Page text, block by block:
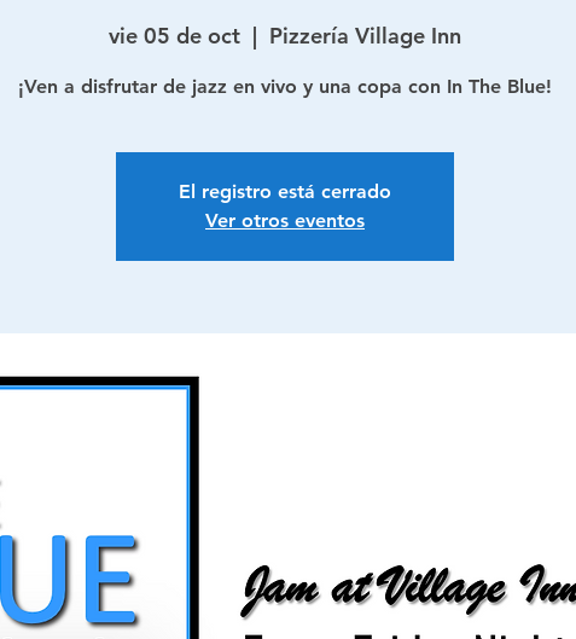
vie 05 de oct
  |
Pizzería Village Inn
¡Ven a disfrutar de jazz en vivo y una copa con In The Blue!
El registro está cerrado
Ver otros eventos